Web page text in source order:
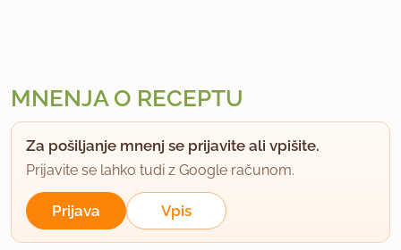
MNENJA O RECEPTU
Za pošiljanje mnenj se prijavite ali vpišite.
Prijavite se lahko tudi z Google računom.
Prijava Vpis